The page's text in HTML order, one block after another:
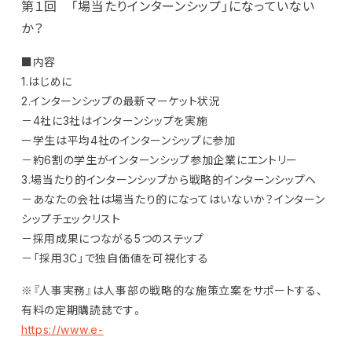
第１回 「場当たりインターンシップ」になっていない
か？
■内容
1.はじめに
2.インターンシップの最新マーケット状況
－4社に3社はインターンシップを実施
ー学生は平均4社のインターンシップに参加
－約6割の学生がインターンシップ参加企業にエントリー
3.場当たり的インターンシップから戦略的インターンシップへ
－あなたの会社は場当たり的になってはいないか？インターン
シップチェックリスト
－採用成果につながる5つのステップ
－「採用3C」で独自価値を可視化する
※『人事実務』は人事部の戦略的な施策立案をサポートする、
有料の定期購読誌です。
https://www.e-